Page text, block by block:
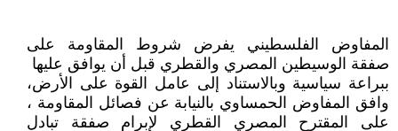
المفاوض الفلسطيني يفرض شروط المقاومة على
صفقة الوسيطين المصري والقطري قبل أن يوافق عليها
ببراعة سياسية وبالاستناد إلى عامل القوة على الأرض،
وافق المفاوض الحمساوي بالنيابة عن فصائل المقاومة ،
على المقترح المصري القطري لإبرام صفقة تبادل